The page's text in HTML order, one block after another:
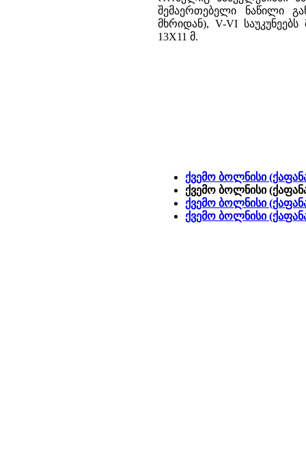
შემაერთებელი ნაწილი
მხრიდან), V-VI
13X11 მ.
ქვემო ბოლნისი
ქვემო ბოლნისი
ქვემო ბოლნისი
ქვემო ბოლნისი